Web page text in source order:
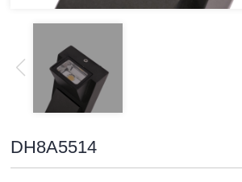
DH8A5514